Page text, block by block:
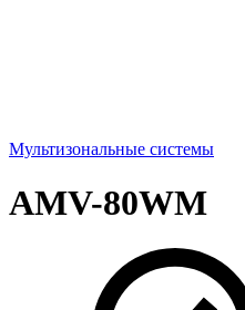
Мультизональные системы
AMV-80WM